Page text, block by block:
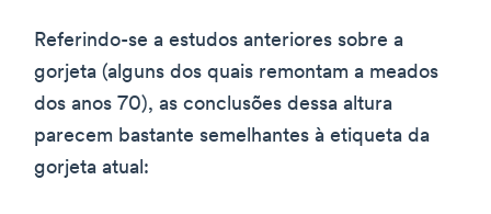
Referindo-se a estudos anteriores sobre a
gorjeta (alguns dos quais remontam a meados
dos anos 70), as conclusões dessa altura
parecem bastante semelhantes à etiqueta da
gorjeta atual: